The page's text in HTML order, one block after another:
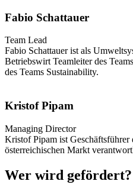
Fabio Schattauer
Team Lead
Fabio Schattauer ist als
Betriebswirt Teamleiter des
des Teams Sustainability.
Kristof Pipam
Managing Director
Kristof Pipam ist
österreichischen Markt
Wer wird gefördert?